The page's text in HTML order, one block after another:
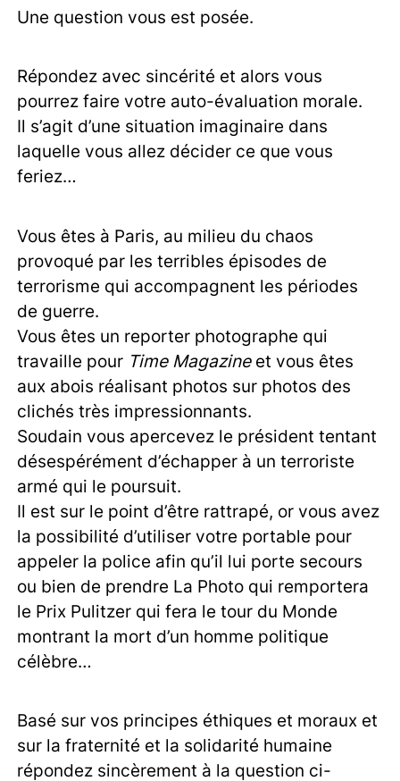
Une question vous est posée.
Répondez avec sincérité et alors vous
pourrez faire votre auto-évaluation morale.
Il s’agit d’une situation imaginaire dans
laquelle vous allez décider ce que vous
feriez…
Vous êtes à Paris, au milieu du chaos
provoqué par les terribles épisodes de
terrorisme qui accompagnent les périodes
de guerre.
Vous êtes un reporter photographe qui
travaille pour Time Magazineet vous êtes
aux abois réalisant photos sur photos des
clichés très impressionnants.
Soudain vous apercevez le président tentant
désespérément d’échapper à un terroriste
armé qui le poursuit.
Il est sur le point d’être rattrapé, or vous avez
la possibilité d’utiliser votre portable pour
appeler la police afin qu’il lui porte secours
ou bien de prendre La Photo qui remportera
le Prix Pulitzer qui fera le tour du Monde
montrant la mort d’un homme politique
célèbre…
Basé sur vos principes éthiques et moraux et
sur la fraternité et la solidarité humaine
répondez sincèrement à la question ci-